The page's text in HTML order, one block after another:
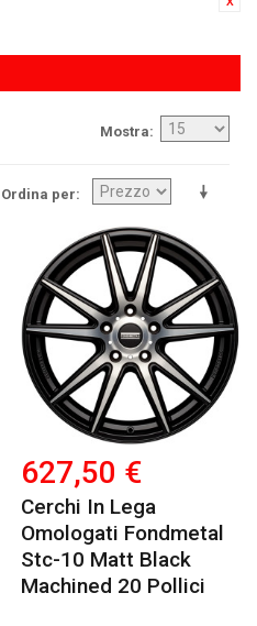
Mostra
Ordina per
627,50 €
Cerchi In Lega
Omologati Fondmetal
Stc-10 Matt Black
Machined 20 Pollici